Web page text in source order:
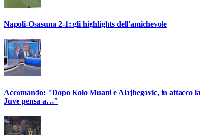
Napoli-Osasuna 2-1: gli highlights dell'amichevole
Accomando: "Dopo Kolo Muani e Alajbegovic, in attacco la
Juve pensa a…"